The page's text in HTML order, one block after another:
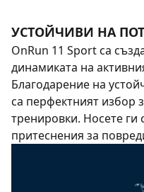
УСТОЙЧИВИ НА ПОТ
OnRun 11 Sport са
динамиката на
Благодарение на
са перфектният избор
тренировки. Носете ги
притеснения за